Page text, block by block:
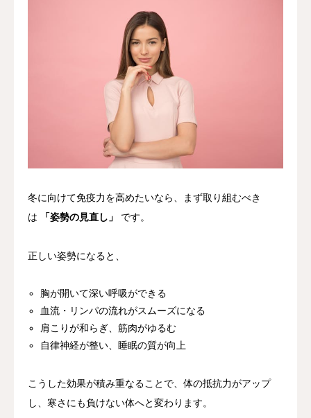
冬に向けて免疫力を高めたいなら、まず取り組むべき
は
「姿勢の見直し」 です。
正しい姿勢になると、
胸が開いて深い呼吸ができる
血流・リンパの流れがスムーズになる
肩こりが和らぎ、筋肉がゆるむ
自律神経が整い、睡眠の質が向上
こうした効果が積み重なることで、体の抵抗力がアップ
し、寒さにも負けない体へと変わります。